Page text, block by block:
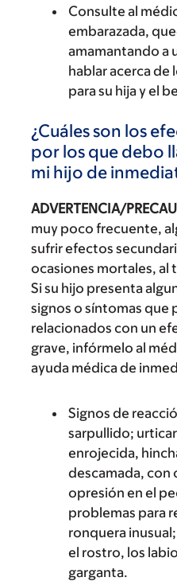
Consulte al
embarazada,
amamantando a
hablar acerca de
para su hija y el
¿Cuáles son los
por los que debo
mi hijo de
ADVERTENCIA/
muy poco frecuente,
sufrir efectos
ocasiones mortales, al
Si su hijo presenta
signos o síntomas que
relacionados con un
grave, infórmelo al
ayuda médica de
Signos de
sarpullido;
enrojecida,
descamada, con
opresión en el
problemas para
ronquera
el rostro, los
garganta.